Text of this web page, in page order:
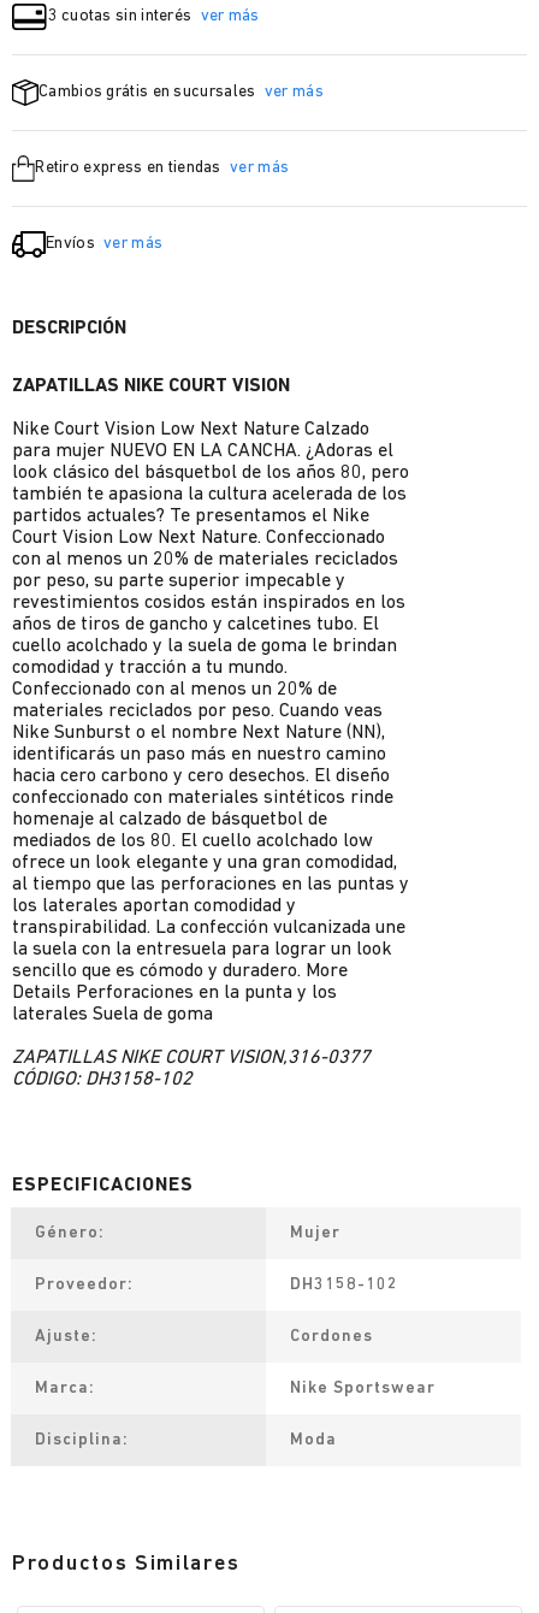
3 cuotas sin interés ver más
Cambios grátis en sucursales ver más
Retiro express en tiendas ver más
Envíos ver más
DESCRIPCIÓN
ZAPATILLAS NIKE COURT VISION
Nike Court Vision Low Next Nature Calzado
para mujer NUEVO EN LA CANCHA. ¿Adoras el
look clásico del básquetbol de los años 80, pero
también te apasiona la cultura acelerada de los
partidos actuales? Te presentamos el Nike
Court Vision Low Next Nature. Confeccionado
con al menos un 20% de materiales reciclados
por peso, su parte superior impecable y
revestimientos cosidos están inspirados en los
años de tiros de gancho y calcetines tubo. El
cuello acolchado y la suela de goma le brindan
comodidad y tracción a tu mundo.
Confeccionado con al menos un 20% de
materiales reciclados por peso. Cuando veas
Nike Sunburst o el nombre Next Nature (NN),
identificarás un paso más en nuestro camino
hacia cero carbono y cero desechos. El diseño
confeccionado con materiales sintéticos rinde
homenaje al calzado de básquetbol de
mediados de los 80. El cuello acolchado low
ofrece un look elegante y una gran comodidad,
al tiempo que las perforaciones en las puntas y
los laterales aportan comodidad y
transpirabilidad. La confección vulcanizada une
la suela con la entresuela para lograr un look
sencillo que es cómodo y duradero. More
Details Perforaciones en la punta y los
laterales Suela de goma
ZAPATILLAS NIKE COURT VISION,316-0377
CÓDIGO: DH3158-102
Género Mujer
Proveedor DH3158-102
Ajuste Cordones
Marca Nike Sportswear
Disciplina Moda
Productos Similares